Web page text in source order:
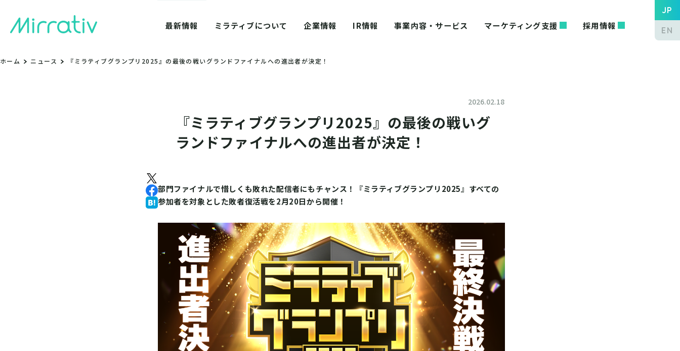
最新情報 ミラティブについて 企業情報 IR情報 事業内容・サービス マーケティング支援 採用情報
JP
EN
ホーム ニュース 『ミラティブグランプリ2025』の最後の戦いグランドファイナルへの進出者が決定！
2026.02.18
『ミラティブグランプリ2025』の最後の戦いグ
ランドファイナルへの進出者が決定！
部門ファイナルで惜しくも敗れた配信者にもチャンス！『ミラティブグランプリ2025』すべての
参加者を対象とした敗者復活戦を2月20日から開催！